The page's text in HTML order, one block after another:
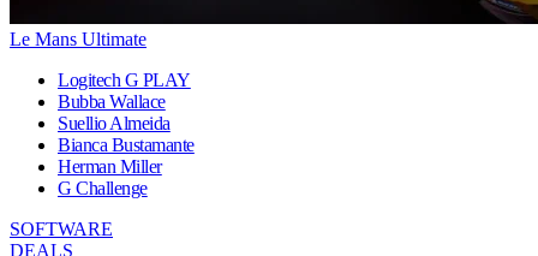
Le Mans Ultimate
Logitech G PLAY
Bubba Wallace
Suellio Almeida
Bianca Bustamante
Herman Miller
G Challenge
SOFTWARE
DEALS